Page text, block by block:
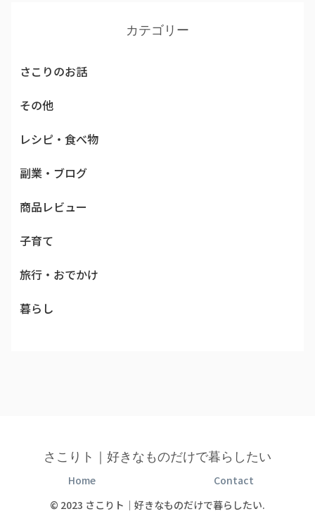
カテゴリー
さこりのお話
その他
レシピ・食べ物
副業・ブログ
商品レビュー
子育て
旅行・おでかけ
暮らし
さこりト｜好きなものだけで暮らしたい
Home
Contact
© 2023 さこりト｜好きなものだけで暮らしたい.